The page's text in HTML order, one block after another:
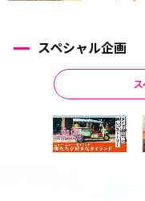
スペシャル企画